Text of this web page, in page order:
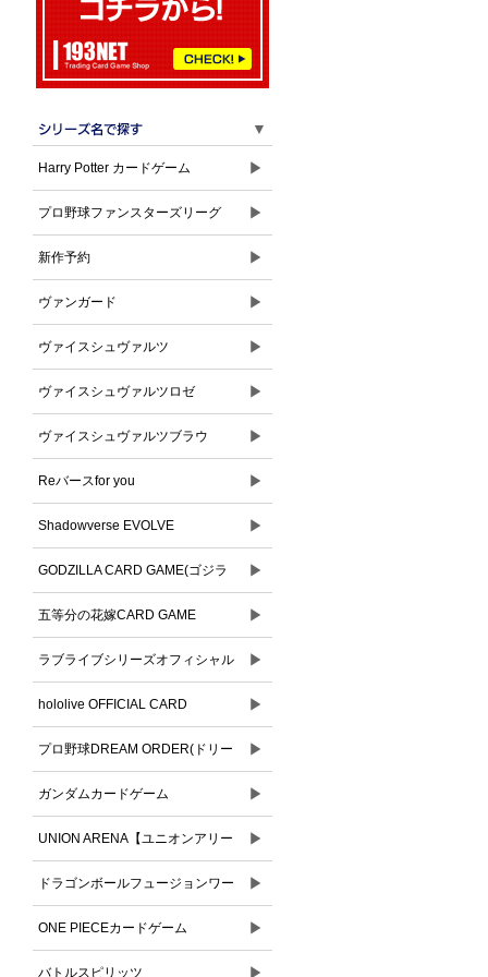
▼
Harry Potter カードゲーム ▶
プロ野球ファンスターズリーグ ▶
新作予約 ▶
ヴァンガード ▶
ヴァイスシュヴァルツ ▶
ヴァイスシュヴァルツロゼ ▶
ヴァイスシュヴァルツブラウ ▶
Reバースfor you ▶
Shadowverse EVOLVE ▶
GODZILLA CARD GAME(ゴジラ
カードゲーム)
▶
五等分の花嫁CARD GAME ▶
ラブライブシリーズオフィシャル
カードゲーム
▶
hololive OFFICIAL CARD
GAME(ホロライブオフィシャルカ
ードゲーム)
▶
プロ野球DREAM ORDER(ドリー
ムオーダー)
▶
ガンダムカードゲーム ▶
UNION ARENA【ユニオンアリー
ナ】
▶
ドラゴンボールフュージョンワー
ルド
▶
ONE PIECEカードゲーム ▶
バトルスピリッツ ▶